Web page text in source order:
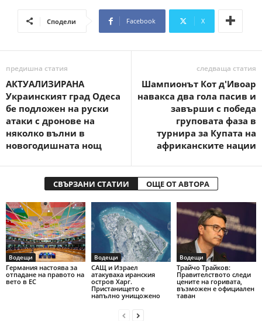
Сподели Facebook X
предишна статия
АКТУАЛИЗИРАНА
Украинският град Одеса
бе подложен на руски
атаки с дронове на
няколко вълни в
новогодишната нощ
следваща статия
Шампионът Кот д'Ивоар
навакса два гола пасив и
завърши с победа
груповата фаза в
турнира за Купата на
африканските нации
СВЪРЗАНИ СТАТИИ ОЩЕ ОТ АВТОРА
Водещи
Германия настоява за
отпадане на правото на
вето в ЕС
Водещи
САЩ и Израел
атакуваха иранския
остров Харг.
Пристанището е
напълно унищожено
Водещи
Трайчо Трайков:
Правителството следи
цените на горивата,
възможен е официален
таван